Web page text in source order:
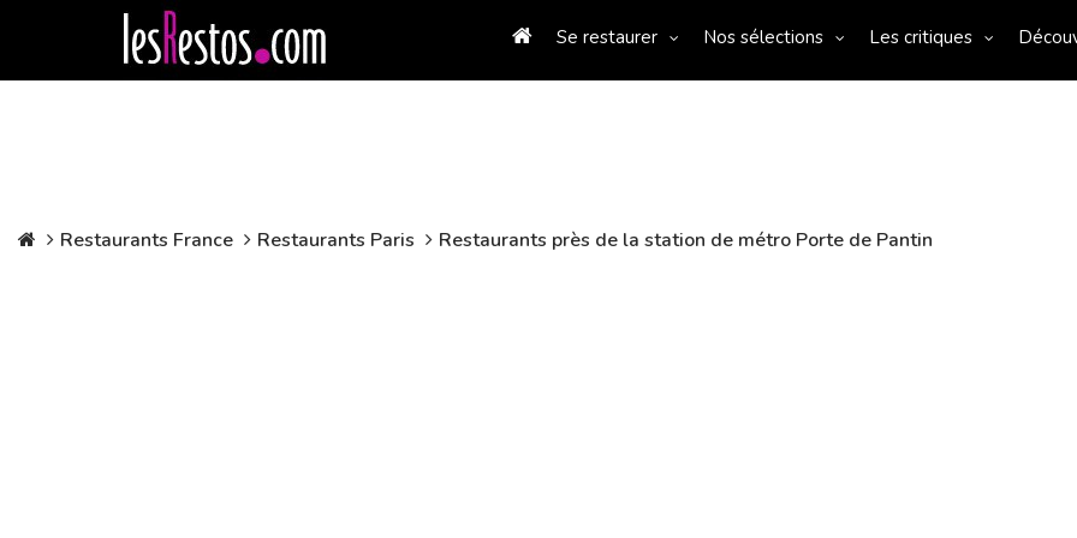
Se restaurer Nos sélections Les critiques
Restaurants France Restaurants Paris Restaurants près de la station de métro Porte de Pantin